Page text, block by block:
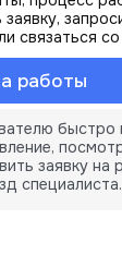
связаться
работы
быстро
заявку на
специалиста.